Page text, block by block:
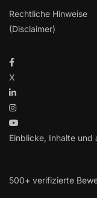
Rechtliche Hinweise
(Disclaimer)
X
Einblicke, Inhalte und
500+ verifizierte